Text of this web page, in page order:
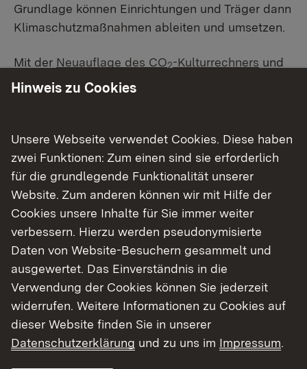
Grundlage können Einrichtungen und Träger dann
Klimaschutzmaßnahmen ableiten und umsetzen.
Mit der Neuauflage des CO2-Kulturrechners und
neuen Instrumenten wird es für
Das Ministerium für Wissenschaft, Forschung und
Kunst Baden-Württemberg bietet ab 26. Februar
Webinare und Online-Fragestunden zur
Anwendung des neuen Rechners.
Weitere Informationen:
Neuester CO 2-Kulturrechner ab sofort nutzbar
(Pressemitteilung des Ministeriums für
Wissenschaft, Forschung und Kunst Baden-
Württemberg vom 21.02.2025)
Hinweis zu Cookies
Unsere Webseite verwendet Cookies. Diese haben
zwei Funktionen: Zum einen sind sie erforderlich
für die grundlegende Funktionalität unserer
Website. Zum anderen können wir mit Hilfe der
Cookies unsere Inhalte für Sie immer weiter
verbessern. Hierzu werden pseudonymisierte
Daten von Website-Besuchern gesammelt und
ausgewertet. Das Einverständnis in die
Verwendung der Cookies können Sie jederzeit
widerrufen. Weitere Informationen zu Cookies auf
dieser Website finden Sie in unserer
Datenschutzerklärung und zu uns im Impressum.